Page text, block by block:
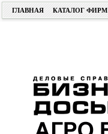
ГЛАВНАЯ КАТАЛОГ ФИРМ